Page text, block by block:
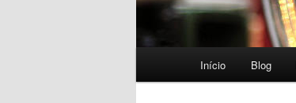
Início Blog